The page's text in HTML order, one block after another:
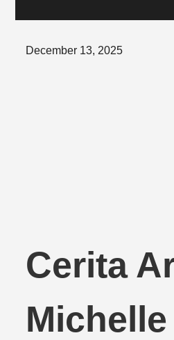
Posted
December 13, 2025
Cerita
Michelle